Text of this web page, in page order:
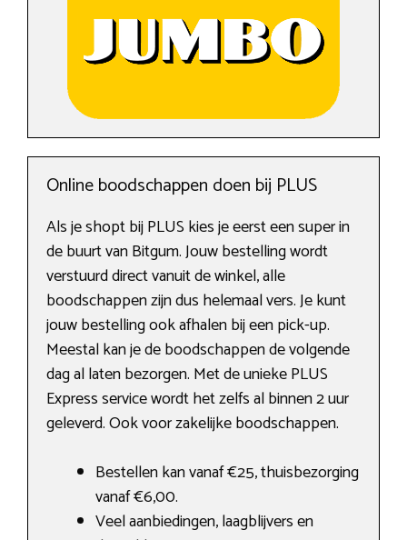
Online boodschappen doen bij PLUS
Als je shopt bij PLUS kies je eerst een super in
de buurt van Bitgum. Jouw bestelling wordt
verstuurd direct vanuit de winkel, alle
boodschappen zijn dus helemaal vers. Je kunt
jouw bestelling ook afhalen bij een pick-up.
Meestal kan je de boodschappen de volgende
dag al laten bezorgen. Met de unieke PLUS
Express service wordt het zelfs al binnen 2 uur
geleverd. Ook voor zakelijke boodschappen.
Bestellen kan vanaf €25, thuisbezorging
vanaf €6,00.
Veel aanbiedingen, laagblijvers en